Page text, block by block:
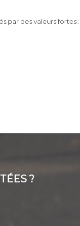
par des valeurs fortes
?